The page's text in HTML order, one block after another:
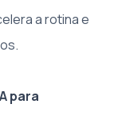
a rotina e
para